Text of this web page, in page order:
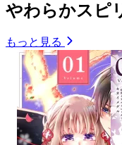
やわらかスピ
もっと見る